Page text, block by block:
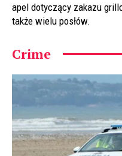
apel dotyczący zakazu
także wielu posłów.
Crime